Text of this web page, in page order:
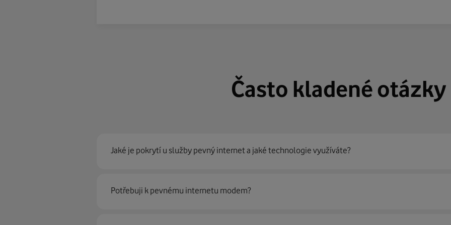
Často kladené otázky
Jaké je pokrytí u služby pevný internet a jaké technologie využíváte?
Pevný internet můžeme nabídnout99 % českých domácností
prostřednictvím několika
Potřebuji k pevnému internetu modem?